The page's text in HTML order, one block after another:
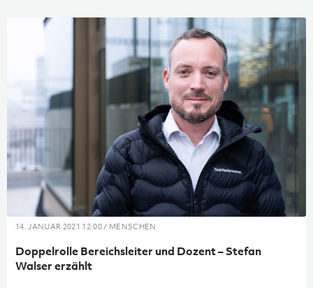
Energiefachstelle Landquart, hat die Gemeinde auf diesem
Weg begleitet.
14. JANUAR 2021 12:00 / MENSCHEN
Doppelrolle Bereichsleiter und Dozent – Stefan
Walser erzählt